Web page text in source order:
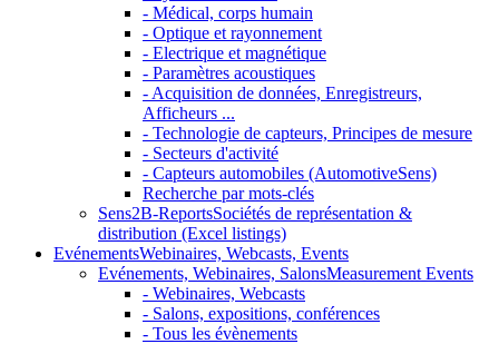
- Médical, corps humain
- Optique et rayonnement
- Electrique et magnétique
- Paramètres acoustiques
- Acquisition de données, Enregistreurs,
Afficheurs ...
- Technologie de capteurs, Principes de mesure
- Secteurs d'activité
- Capteurs automobiles (AutomotiveSens)
Recherche par mots-clés
Sens2B-ReportsSociétés de représentation &
distribution (Excel listings)
EvénementsWebinaires, Webcasts, Events
Evénements, Webinaires, SalonsMeasurement Events
- Webinaires, Webcasts
- Salons, expositions, conférences
- Tous les évènements